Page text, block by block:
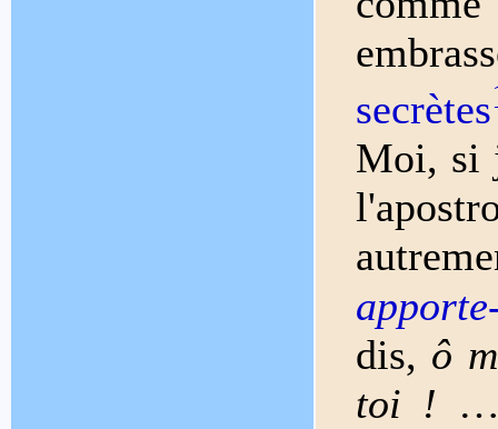
secrètes
Moi, si
dis, ô
toi !